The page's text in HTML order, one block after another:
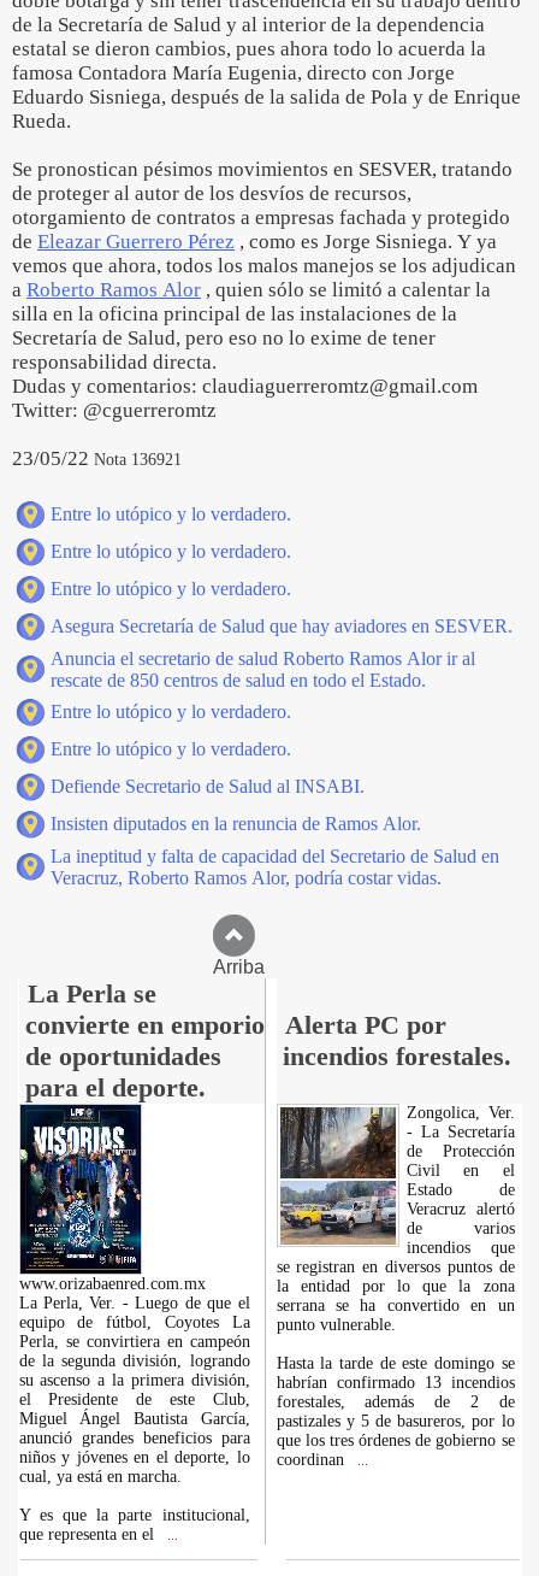
de la Secretaría de Salud y al interior de la dependencia
estatal se dieron cambios, pues ahora todo lo acuerda la
famosa Contadora María Eugenia, directo con Jorge
Eduardo Sisniega, después de la salida de Pola y de Enrique
Rueda.
Se pronostican pésimos movimientos en SESVER, tratando
de proteger al autor de los desvíos de recursos,
otorgamiento de contratos a empresas fachada y protegido
de Eleazar Guerrero Pérez , como es Jorge Sisniega. Y ya
vemos que ahora, todos los malos manejos se los adjudican
a Roberto Ramos Alor , quien sólo se limitó a calentar la
silla en la oficina principal de las instalaciones de la
Secretaría de Salud, pero eso no lo exime de tener
responsabilidad directa.
Dudas y comentarios: claudiaguerreromtz@gmail.com
Twitter: @cguerreromtz
23/05/22 Nota 136921
Entre lo utópico y lo verdadero.
Entre lo utópico y lo verdadero.
Entre lo utópico y lo verdadero.
Asegura Secretaría de Salud que hay aviadores en SESVER.
Anuncia el secretario de salud Roberto Ramos Alor ir al
rescate de 850 centros de salud en todo el Estado.
Entre lo utópico y lo verdadero.
Entre lo utópico y lo verdadero.
Defiende Secretario de Salud al INSABI.
Insisten diputados en la renuncia de Ramos Alor.
La ineptitud y falta de capacidad del Secretario de Salud en
Veracruz, Roberto Ramos Alor, podría costar vidas.
Arriba
La Perla se
convierte en emporio
de oportunidades
para el deporte.
Alerta PC por
incendios forestales.
www.orizabaenred.com.mx
La Perla, Ver. - Luego de que el
equipo de fútbol, Coyotes La
Perla, se convirtiera en campeón
de la segunda división, logrando
su ascenso a la primera división,
el Presidente de este Club,
Miguel Ángel Bautista García,
anunció grandes beneficios para
niños y jóvenes en el deporte, lo
cual, ya está en marcha.
Y es que la parte institucional,
que representa en el
Zongolica, Ver.
- La Secretaría
de Protección
Civil en el
Estado de
Veracruz alertó
de varios
incendios que
se registran en diversos puntos de
la entidad por lo que la zona
serrana se ha convertido en un
punto vulnerable.
Hasta la tarde de este domingo se
habrían confirmado 13 incendios
forestales, además de 2 de
pastizales y 5 de basureros, por lo
que los tres órdenes de gobierno se
coordinan